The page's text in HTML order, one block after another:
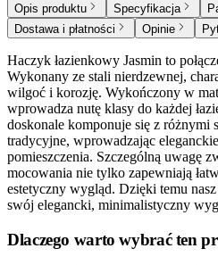
Opis produktu Specyfikacja
Dostawa i płatności
Opinie
Haczyk łazienkowy Jasmin to
Wykonany ze stali nierdzewnej,
wilgoć i korozję. Wykończony w
wprowadza nutę klasy do każdej
doskonale komponuje się z różnymi
tradycyjne, wprowadzając
pomieszczenia. Szczególną uwagę
mocowania nie tylko zapewniają
estetyczny wygląd. Dzięki temu
swój elegancki, minimalistyczny
Dlaczego warto wybrać ten